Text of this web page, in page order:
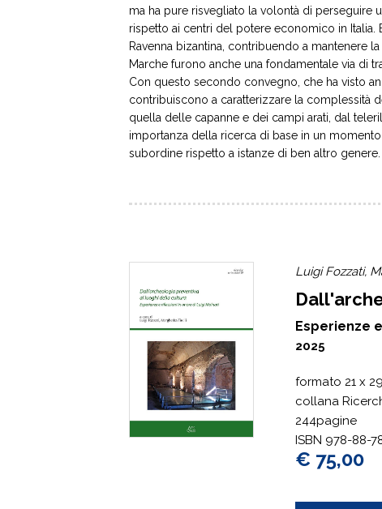
ma ha pure risvegliato la volontà di perseguire
rispetto ai centri del potere economico in Italia.
Ravenna bizantina, contribuendo a mantenere
Marche furono anche una fondamentale via di
Con questo secondo convegno, che ha visto
contribuiscono a caratterizzare la complessità
quella delle capanne e dei campi arati, dal
importanza della ricerca di base in un
subordine rispetto a istanze di ben altro genere.
Luigi Fozzati,
Esperienze
2025
formato 21 x
collana
244pagine
ISBN 978-88-
€ 75,00